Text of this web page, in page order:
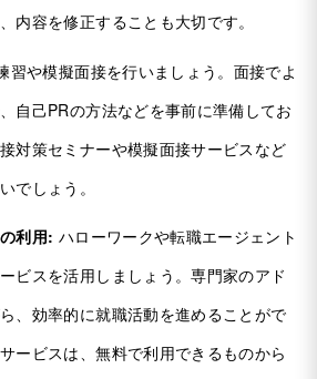
内容を修正することも大切です。
習や模擬面接を行いましょう。面接でよ
自己PRの方法などを事前に準備してお
対策セミナーや模擬面接サービスなど
でしょう。
利用: ハローワークや転職エージェント
ビスを活用しましょう。専門家のアド
、効率的に就職活動を進めることがで
ービスは、無料で利用できるものから